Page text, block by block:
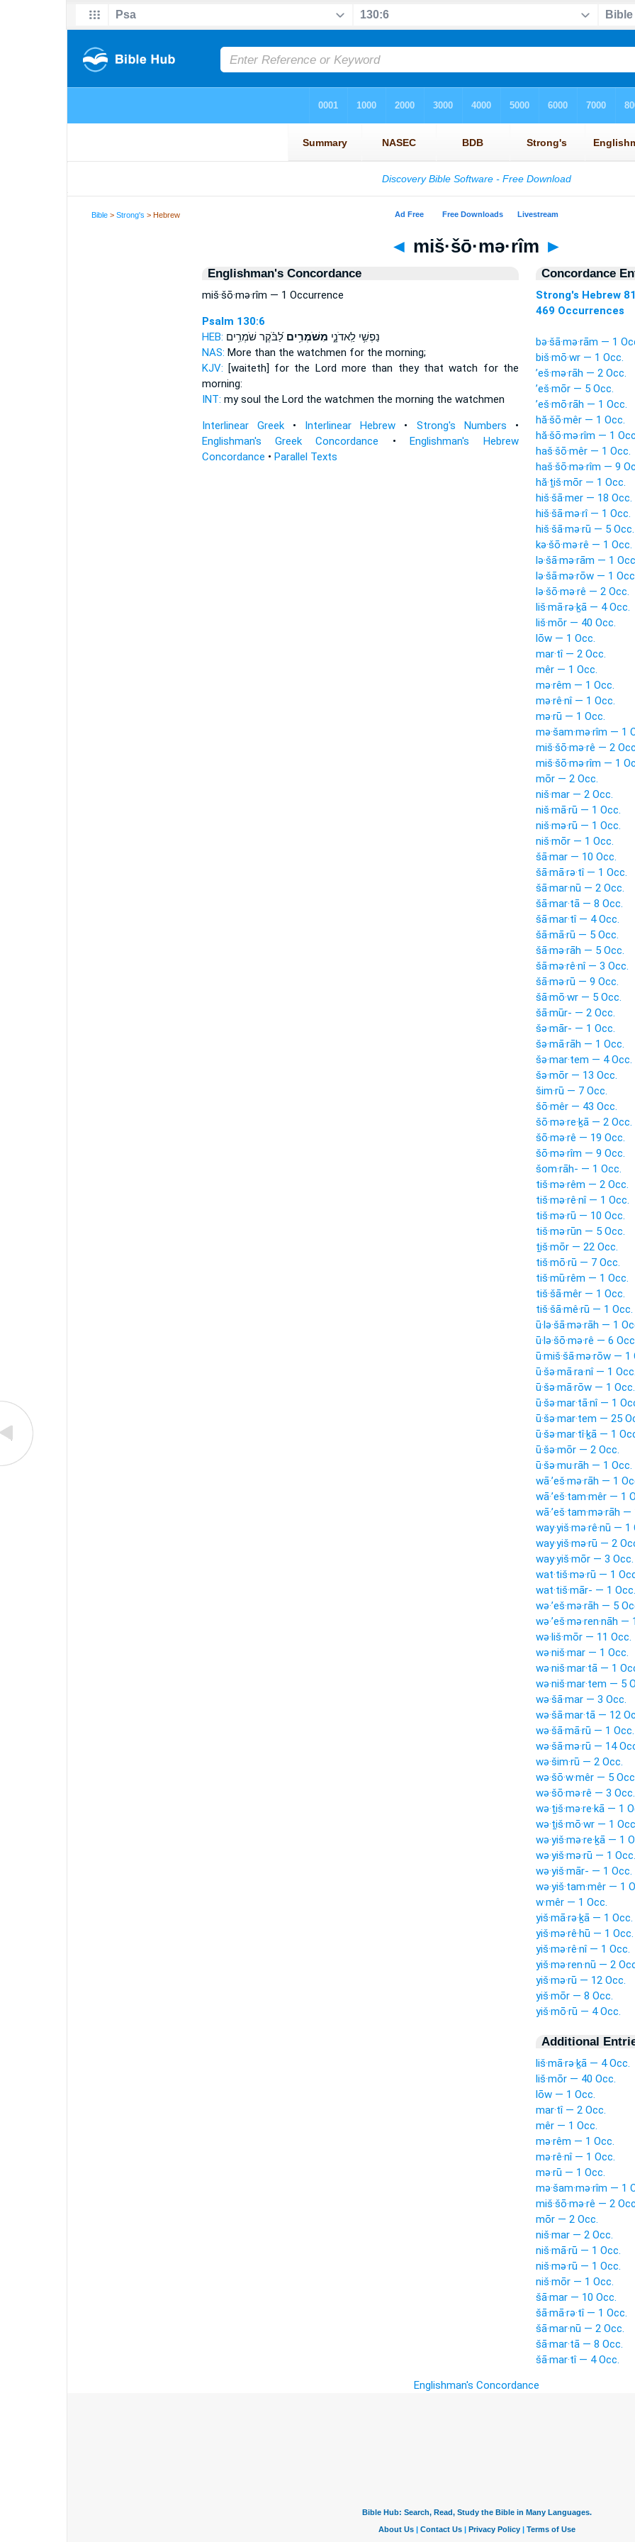
Bible >Strong's > Hebrew
◄ miš·šō·mə·rîm ►
Englishman's Concordance
miš·šō·mə·rîm — 1 Occurrence
Psalm 130:6
HEB:
נַפְשִׁ֥י לַֽאדֹנָ֑י מִשֹּׁמְרִ֥יםלַ֝בֹּ֗קֶר שֹׁמְרִ֥ים
NAS: More than the watchmen for the morning;
KJV: [waiteth] for the Lordmore than they that watch for the
morning:
INT: my soul the Lord the watchmen the morning the watchmen
Interlinear Greek• Interlinear Hebrew • Strong's Numbers •
Englishman's Greek Concordance •Englishman's Hebrew
Concordance • Parallel Texts
Concordance
Strong's Hebrew
469 Occurrences
bə·šā·mə·rām — 1
biš·mō·wr — 1 Occ.
’eš·mə·rāh — 2 Occ.
’eš·mōr — 5 Occ.
’eš·mō·rāh — 1 Occ.
hă·šō·mêr — 1 Occ.
hă·šō·mə·rîm — 1
haš·šō·mêr — 1 Occ.
haš·šō·mə·rîm — 9
hă·ṯiš·mōr — 1 Occ.
hiš·šā·mer — 18 Occ.
hiš·šā·mə·rî — 1 Occ.
hiš·šā·mə·rū — 5 Occ.
kə·šō·mə·rê — 1 Occ.
lə·šā·mə·rām — 1
lə·šā·mə·rōw — 1
lə·šō·mə·rê — 2 Occ.
liš·mā·rə·ḵā — 4 Occ.
liš·mōr — 40 Occ.
lōw — 1 Occ.
mar·tî — 2 Occ.
mêr — 1 Occ.
mə·rêm — 1 Occ.
mə·rê·nî — 1 Occ.
mə·rū — 1 Occ.
mə·šam·mə·rîm — 1
miš·šō·mə·rê — 2
miš·šō·mə·rîm — 1
mōr — 2 Occ.
niš·mar — 2 Occ.
niš·mā·rū — 1 Occ.
niš·mə·rū — 1 Occ.
niš·mōr — 1 Occ.
šā·mar — 10 Occ.
šā·mā·rə·tî — 1 Occ.
šā·mar·nū — 2 Occ.
šā·mar·tā — 8 Occ.
šā·mar·tî — 4 Occ.
šā·mā·rū — 5 Occ.
šā·mə·rāh — 5 Occ.
šā·mə·rê·nî — 3 Occ.
šā·mə·rū — 9 Occ.
šā·mō·wr — 5 Occ.
šā·mūr- — 2 Occ.
šə·mār- — 1 Occ.
šə·mā·rāh — 1 Occ.
šə·mar·tem — 4 Occ.
šə·mōr — 13 Occ.
šim·rū — 7 Occ.
šō·mêr — 43 Occ.
šō·mə·re·ḵā — 2 Occ.
šō·mə·rê — 19 Occ.
šō·mə·rîm — 9 Occ.
šom·rāh- — 1 Occ.
tiš·mə·rêm — 2 Occ.
tiš·mə·rê·nî — 1 Occ.
tiš·mə·rū — 10 Occ.
tiš·mə·rūn — 5 Occ.
ṯiš·mōr — 22 Occ.
tiš·mō·rū — 7 Occ.
tiš·mū·rêm — 1 Occ.
tiš·šā·mêr — 1 Occ.
tiš·šā·mê·rū — 1 Occ.
ū·lə·šā·mə·rāh — 1
ū·lə·šō·mə·rê — 6
ū·miš·šā·mə·rōw — 1
ū·šə·mā·ra·nî — 1 Occ.
ū·šə·mā·rōw — 1 Occ.
ū·šə·mar·tā·nî — 1
ū·šə·mar·tem — 25
ū·šə·mar·tî·ḵā — 1
ū·šə·mōr — 2 Occ.
ū·šə·mu·rāh — 1 Occ.
wā·’eš·mə·rāh — 1
wā·’eš·tam·mêr — 1
wā·’eš·tam·mə·rāh
way·yiš·mə·rê·nū — 1
way·yiš·mə·rū — 2
way·yiš·mōr — 3 Occ.
wat·tiš·mə·rū — 1
wat·tiš·mār- — 1 Occ.
wə·’eš·mə·rāh — 5
wə·’eš·mə·ren·nāh —
wə·liš·mōr — 11 Occ.
wə·niš·mar — 1 Occ.
wə·niš·mar·tā — 1
wə·niš·mar·tem — 5
wə·šā·mar — 3 Occ.
wə·šā·mar·tā — 12
wə·šā·mā·rū — 1 Occ.
wə·šā·mə·rū — 14
wə·šim·rū — 2 Occ.
wə·šō·w·mêr — 5
wə·šō·mə·rê — 3 Occ.
wə·ṯiš·mə·re·kā — 1
wə·ṯiš·mō·wr — 1
wə·yiš·mə·re·ḵā — 1
wə·yiš·mə·rū — 1 Occ.
wə·yiš·mār- — 1 Occ.
wə·yiš·tam·mêr — 1
w·mêr — 1 Occ.
yiš·mā·rə·ḵā — 1 Occ.
yiš·mə·rê·hū — 1 Occ.
yiš·mə·rê·nî — 1 Occ.
yiš·mə·ren·nū — 2
yiš·mə·rū — 12 Occ.
yiš·mōr — 8 Occ.
yiš·mō·rū — 4 Occ.
Additional
liš·mā·rə·ḵā — 4 Occ.
liš·mōr — 40 Occ.
lōw — 1 Occ.
mar·tî — 2 Occ.
mêr — 1 Occ.
mə·rêm — 1 Occ.
mə·rê·nî — 1 Occ.
mə·rū — 1 Occ.
mə·šam·mə·rîm — 1
miš·šō·mə·rê — 2
mōr — 2 Occ.
niš·mar — 2 Occ.
niš·mā·rū — 1 Occ.
niš·mə·rū — 1 Occ.
niš·mōr — 1 Occ.
šā·mar — 10 Occ.
šā·mā·rə·tî — 1 Occ.
šā·mar·nū — 2 Occ.
šā·mar·tā — 8 Occ.
šā·mar·tî — 4 Occ.
Englishman's Concordance